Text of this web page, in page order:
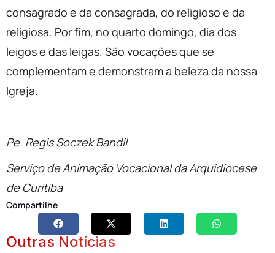
consagrado e da consagrada, do religioso e da
religiosa. Por fim, no quarto domingo, dia dos
leigos e das leigas. São vocações que se
complementam e demonstram a beleza da nossa
Igreja.
Pe. Regis Soczek Bandil
Serviço de Animação Vocacional da Arquidiocese
de Curitiba
Compartilhe
Outras Notícias